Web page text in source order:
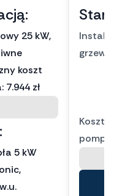
25 kW,
koszt
7.944 zł
5 kW
Koszt
pompy